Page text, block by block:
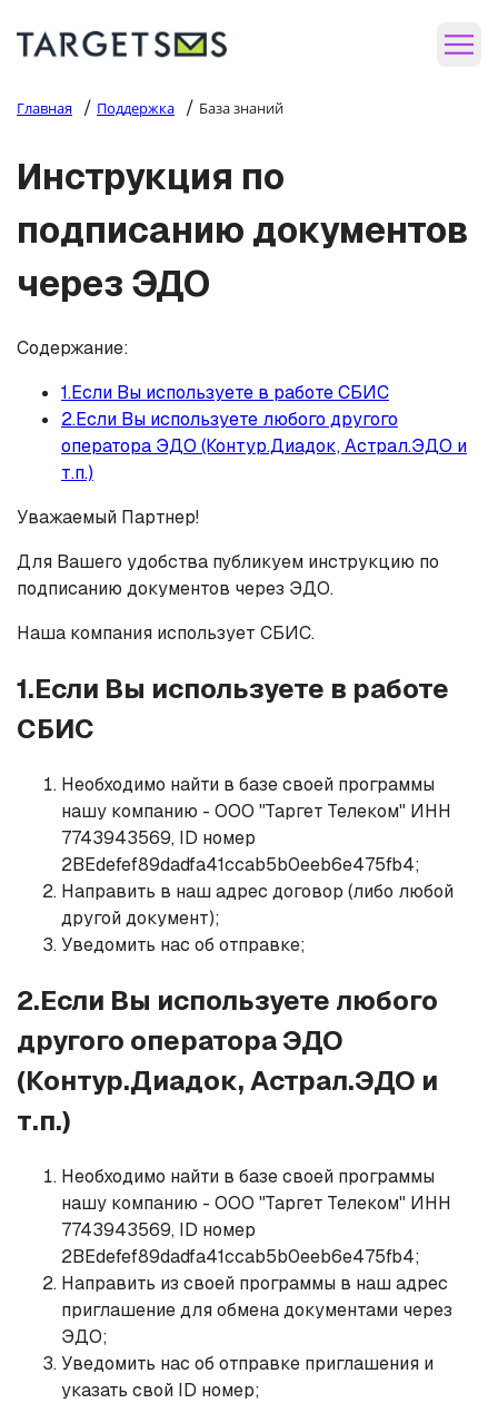
Главная / Поддержка / База знаний
Инструкция по
подписанию документов
через ЭДО
Содержание:
1.Если Вы используете в работе СБИС
2.Если Вы используете любого другого
оператора ЭДО (Контур.Диадок, Астрал.ЭДО и
т.п.)
Уважаемый Партнер!
Для Вашего удобства публикуем инструкцию по
подписанию документов через ЭДО.
Наша компания использует СБИС.
1.Если Вы используете в работе
СБИС
Необходимо найти в базе своей программы
нашу компанию - ООО "Таргет Телеком" ИНН
7743943569, ID номер
2BEdefef89dadfa41ccab5b0eeb6e475fb4;
Направить в наш адрес договор (либо любой
другой документ);
Уведомить нас об отправке;
2.Если Вы используете любого
другого оператора ЭДО
(Контур.Диадок, Астрал.ЭДО и
т.п.)
Необходимо найти в базе своей программы
нашу компанию - ООО "Таргет Телеком" ИНН
7743943569, ID номер
2BEdefef89dadfa41ccab5b0eeb6e475fb4;
Направить из своей программы в наш адрес
приглашение для обмена документами через
ЭДО;
Уведомить нас об отправке приглашения и
указать свой ID номер;